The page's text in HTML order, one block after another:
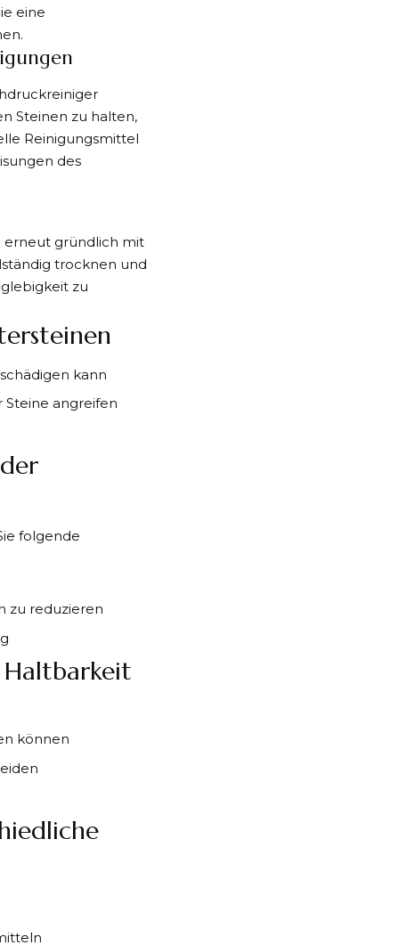
eine
Steinen zu halten,
Reinigungsmittel
des
erneut gründlich mit
trocknen und
zu
kann
angreifen
folgende
zu reduzieren
können